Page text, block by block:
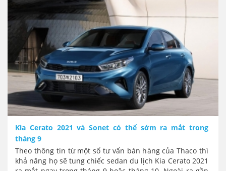
tiên có mặt; cảm biến áp suất lốp, cruise control, cửa gió
hàng ghế sau. Hãy cùng so sánh để thấy sự khác biệt
giữa thế hệ mới và thế hệ hiện tại của Hyundai i10 ở Việt
Nam.
Kia Cerato 2021 và Sonet có thể sớm ra mắt trong
tháng 9
Theo thông tin từ một số tư vấn bán hàng của Thaco thì
khả năng họ sẽ tung chiếc sedan du lịch Kia Cerato 2021